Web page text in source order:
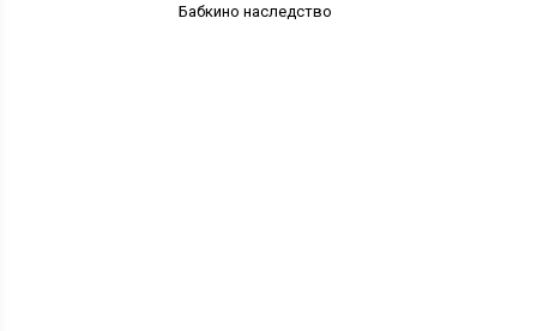
Бабкино наследство